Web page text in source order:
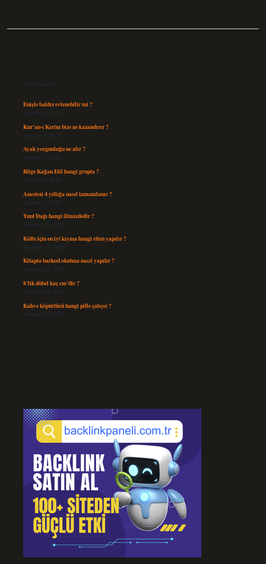
Son Yazılar
Enişte baldız evlenebilir mi ?
Ağustos 6, 2026
Kur’an-ı Kerim bize ne kazandırır ?
Ağustos 6, 2026
Ayak yorgunluğu ne alır ?
Ağustos 5, 2026
Bilge Kağan Etil hangi grupta ?
Ağustos 4, 2026
Anestezi 4 yıllığa nasıl tamamlanır ?
Ağustos 4, 2026
Yunt Dağı hangi ilimizdedir ?
Temmuz 29, 2026
Köfte için en iyi kıyma hangi etten yapılır ?
Temmuz 27, 2026
Kitapta barkod okutma nasıl yapılır ?
Temmuz 25, 2026
8’lik dübel kaç cm’dir ?
Temmuz 24, 2026
Kahve köpürtücü hangi pille çalışır ?
Temmuz 23, 2026